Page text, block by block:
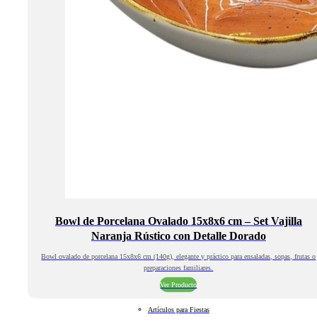
Bowl de Porcelana Ovalado 15x8x6 cm – Set Vajilla
Naranja Rústico con Detalle Dorado
Bowl ovalado de porcelana 15x8x6 cm (140g), elegante y práctico para ensaladas, sopas, frutas o
preparaciones familiares.
Ver Producto
Artículos para Fiestas